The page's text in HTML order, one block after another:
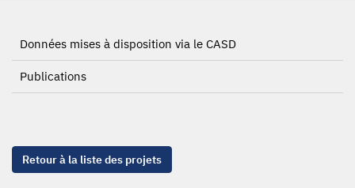
Données mises à disposition via le CASD
Publications
Retour à la liste des projets